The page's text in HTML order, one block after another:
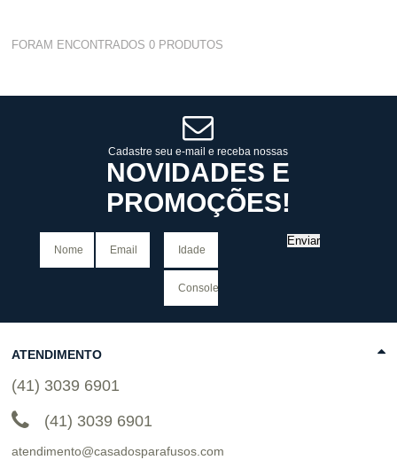
FORAM ENCONTRADOS0 PRODUTOS
Cadastre seu e-mail e receba nossas
NOVIDADES E
PROMOÇÕES!
Enviar
ATENDIMENTO
(41) 3039 6901
(41) 3039 6901
atendimento@casadosparafusos.com